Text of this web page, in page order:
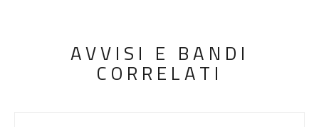
AVVISI E BANDI
CORRELATI